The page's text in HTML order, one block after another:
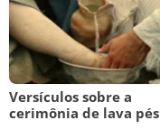
Versículos sobre a
cerimônia de lava pés